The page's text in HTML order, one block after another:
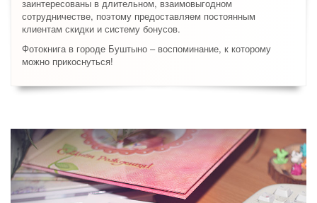
заинтересованы в длительном, взаимовыгодном
сотрудничестве, поэтому предоставляем постоянным
клиентам скидки и систему бонусов.
Фотокнига в городе Буштыно – воспоминание, к которому
можно прикоснуться!